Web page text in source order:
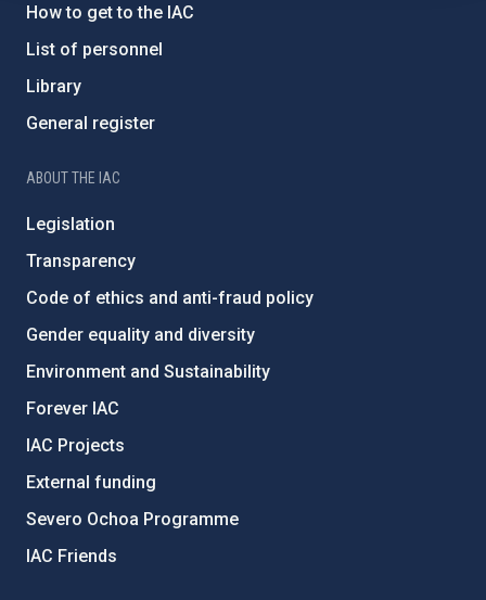
How to get to the IAC
List of personnel
Library
General register
ABOUT THE IAC
Legislation
Transparency
Code of ethics and anti-fraud policy
Gender equality and diversity
Environment and Sustainability
Forever IAC
IAC Projects
External funding
Severo Ochoa Programme
IAC Friends